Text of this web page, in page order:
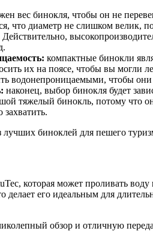
вес бинокля, чтобы он не
что диаметр не слишком велик,
Действительно,
компактные бинокли
их на поясе, чтобы вы могли
водонепроницаемыми, чтобы
наконец, выбор бинокля будет
тяжелый бинокль, потому что
биноклей для пешего
которая может проливать
делает его идеальным для
обзор и отличную